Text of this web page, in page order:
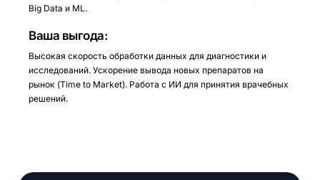
Big Data и ML.
Ваша выгода:
Высокая скорость обработки данных для диагностики и
исследований. Ускорение вывода новых препаратов на
рынок (Time to Market). Работа с ИИ для принятия врачебных
решений.